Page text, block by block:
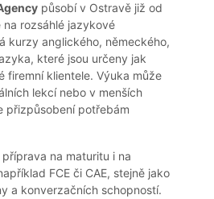
působí v Ostravě již od
rozsáhlé jazykové
kurzy anglického, německého,
které jsou určeny jak
firemní klientele. Výuka může
lekcí nebo v menších
přizpůsobení potřebám
na maturitu i na
FCE či CAE, stejně jako
a konverzačních schopností.